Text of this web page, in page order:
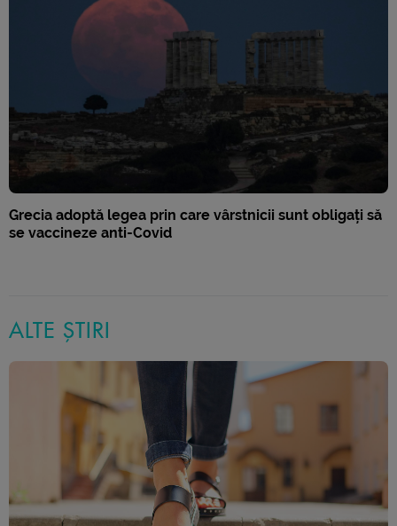
Grecia adoptă legea prin care vârstnicii sunt obligați să
se vaccineze anti-Covid
ALTE ȘTIRI